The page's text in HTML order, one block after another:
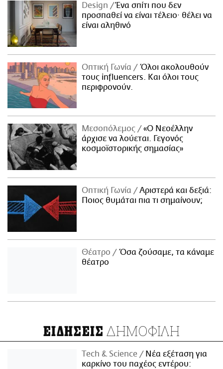
Design
Ένα σπίτι που δεν
προσπαθεί να είναι τέλειο· θέλει να
είναι αληθινό
Οπτική Γωνία
Όλοι ακολουθούν
τους influencers. Και όλοι τους
περιφρονούν.
Μεσοπόλεμος
«Ο Νεοέλλην
άρχισε να λούεται. Γεγονός
κοσμοϊστορικής σημασίας»
Οπτική Γωνία
Αριστερά και δεξιά:
Ποιος θυμάται πια τι σημαίνουν;
Θέατρο
Όσα ζούσαμε, τα κάναμε
θέατρο
ΕΙΔΗΣΕΙΣ ΔΗΜΟΦΙΛΗ
Τech & Science
Νέα εξέταση για
καρκίνο του παχέος εντέρου: